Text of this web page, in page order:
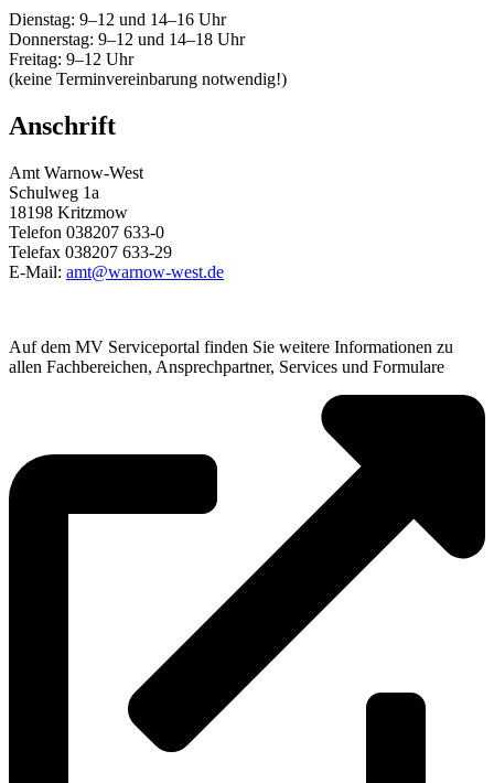
Dienstag: 9–12 und 14–16 Uhr
Donnerstag: 9–12 und 14–18 Uhr
Freitag: 9–12 Uhr
(keine Terminvereinbarung notwendig!)
Anschrift
Amt Warnow-West
Schulweg 1a
18198 Kritzmow
Telefon 038207 633-0
Telefax 038207 633-29
E-Mail: amt@warnow-west.de
Auf dem MV Serviceportal finden Sie weitere Informationen zu
allen Fachbereichen, Ansprechpartner, Services und Formulare